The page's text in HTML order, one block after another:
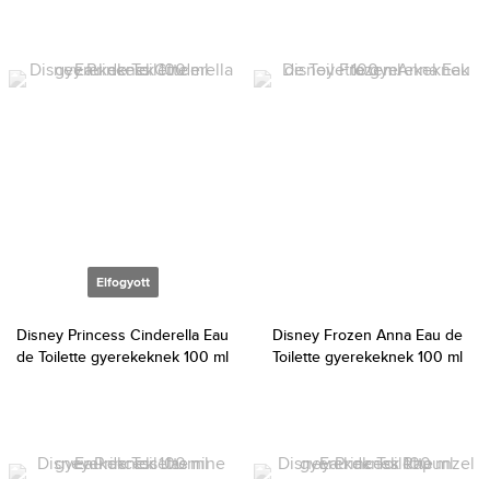
Elfogyott
Disney Princess Cinderella Eau
de Toilette gyerekeknek 100 ml
Disney Frozen Anna Eau de
Toilette gyerekeknek 100 ml